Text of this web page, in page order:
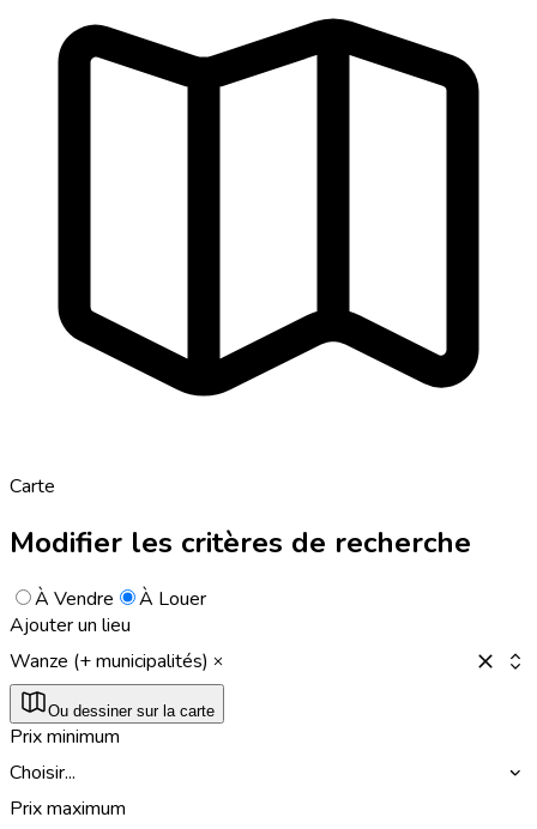
Carte
Modifier les critères de recherche
À Vendre
À Louer
Ajouter un lieu
Wanze (+ municipalités)
Ou dessiner sur la carte
Prix minimum
Choisir...
Prix maximum